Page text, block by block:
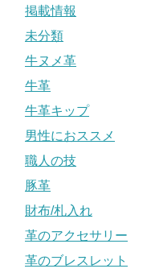
掲載情報
未分類
牛ヌメ革
牛革
牛革キップ
男性におススメ
職人の技
豚革
財布/札入れ
革のアクセサリー
革のブレスレット